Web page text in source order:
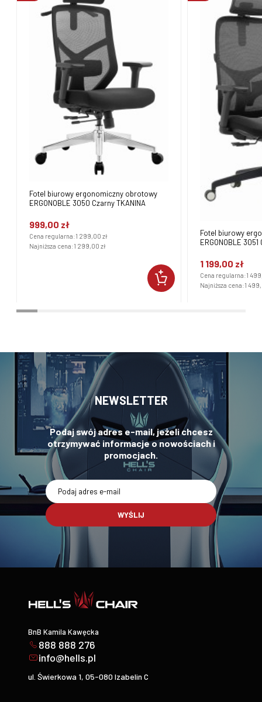
Fotel biurowy ergonomiczny obrotowy
ERGONOBLE 3050 Czarny TKANINA
999,00 zł
Cena regularna:1 299,00 zł
Najniższa cena:1 299,00 zł
Fotel biurowy
ERGONOBLE
1 199,00 zł
Cena regularna:1
Najniższa cena:1
NEWSLETTER
Podaj swój adres e-mail, jeżeli chcesz
otrzymywać informacje o nowościach i
promocjach.
WYŚLIJ
BnB Kamila Kawęcka
888 888 276
info@hells.pl
ul. Świerkowa 1, 05-080 Izabelin C